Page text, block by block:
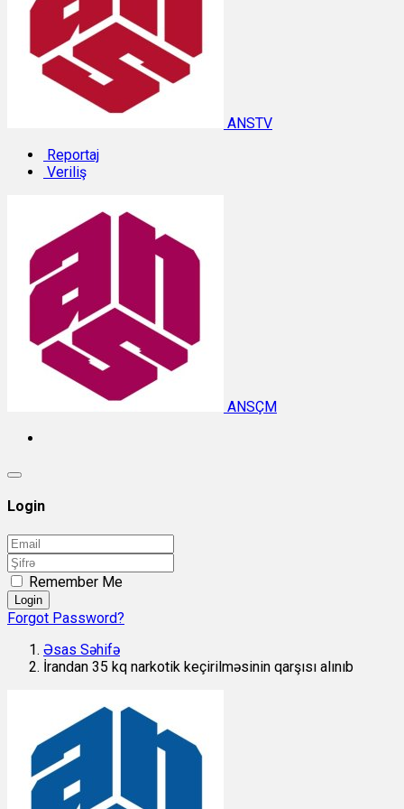
ANSTV
Reportaj
Veriliş
ANSÇM
Login
Remember Me
Login
Forgot Password?
Əsas Səhifə
İrandan 35 kq narkotik keçirilməsinin qarşısı alınıb